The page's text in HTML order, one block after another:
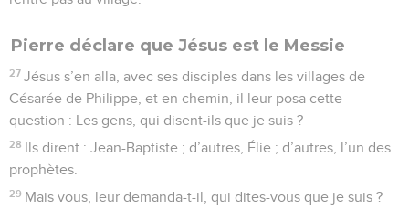
Pierre déclare que Jésus est le Messie
27 Jésus s’en alla, avec ses disciples dans les villages de
Césarée de Philippe, et en chemin, il leur posa cette
question : Les gens, qui disent-ils que je suis ?
28 Ils dirent : Jean-Baptiste ; d’autres, Élie ; d’autres, l’un des
prophètes.
29 Mais vous, leur demanda-t-il, qui dites-vous que je suis ?